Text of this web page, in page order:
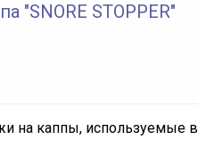
"SNORE STOPPER"
на каппы, используемые в